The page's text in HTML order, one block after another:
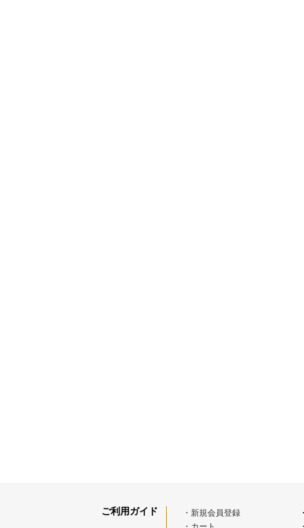
ご利用ガイド ・新規会員登録 ・
・カート